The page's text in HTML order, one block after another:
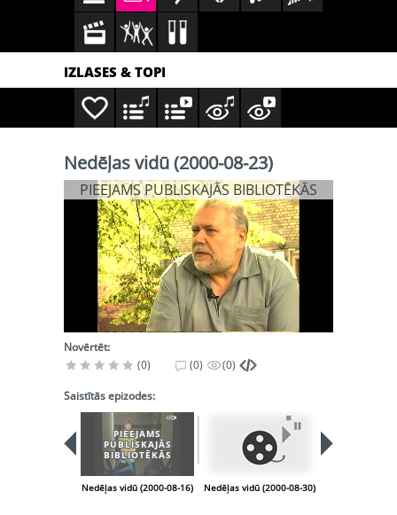
IZLASES & TOPI
Nedēļas vidū (2000-08-23)
PIEEJAMS PUBLISKAJĀS BIBLIOTĒKĀS
Novērtēt:
(0)
(0) (0)
Saistītās epizodes:
PIEEJAMS
PUBLISKAJĀS
BIBLIOTĒKĀS
Nedēļas vidū (2000-08-16) Nedēļas vidū (2000-08-30)